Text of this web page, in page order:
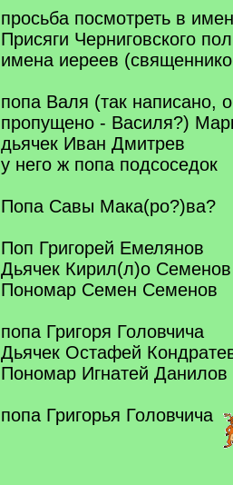
просьба посмотреть в
Присяги Черниговского
имена иереев
попа Валя (так написано,
пропущено - Василя?)
дьячек Иван Дмитрев
у него ж попа подсоседок
Попа Савы Мака(ро?)ва?
Поп Григорей Емелянов
Дьячек Кирил(л)о Семенов
Пономар Семен Семенов
попа Григоря Головчича
Дьячек Остафей
Пономар Игнатей Данилов
попа Григорья Головчича